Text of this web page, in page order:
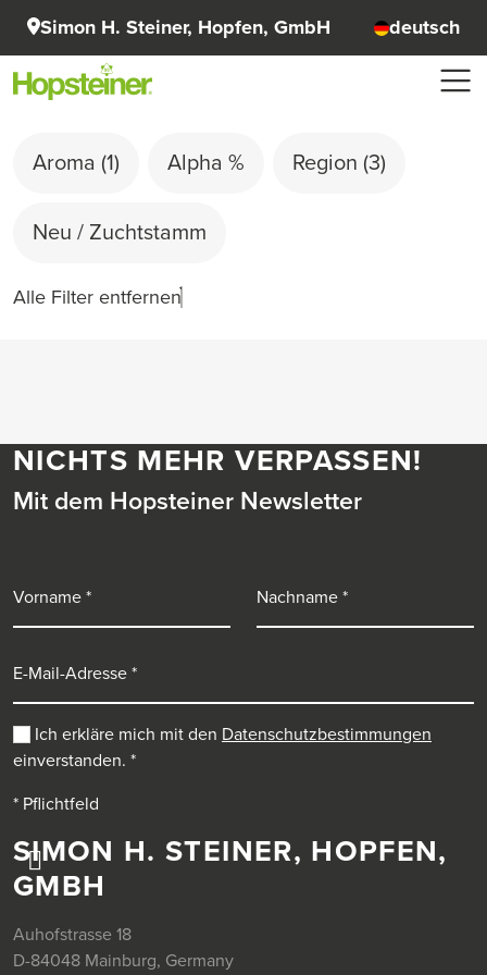
Simon H. Steiner, Hopfen, GmbH deutsch
Aroma (1) Alpha % Region (3)
Neu / Zuchtstamm
Alle Filter entfernen
SIMON H. STEINER, HOPFEN,
GMBH
Auhofstrasse 18
D-84048 Mainburg, Germany
NICHTS MEHR VERPASSEN!
Mit dem Hopsteiner Newsletter
Ich erkläre mich mit den Datenschutzbestimmungen
einverstanden. *
* Pflichtfeld